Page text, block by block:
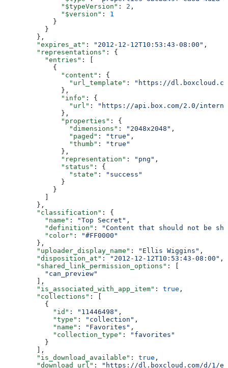
              "$typeVersion"
: 2 ,
              "$version"
: 1
            }
          }
        },
        "expires_at"
: "2012-12-12T10:53:43-08:00" ,
        "representations"
: {
          "entries"
: [
            {
              "content"
: {
                "url_template"
:
"https://
              },
              "info"
: {
                "url"
:
"https://api.box.com/2.0/
              },
              "properties"
: {
                "dimensions"
: "2048x2048" ,
                "paged"
: "true" ,
                "thumb"
:
"true"
              },
              "representation"
: "png" ,
              "status"
: {
                "state"
:
"success"
              }
            }
          ]
        },
        "classification"
: {
          "name"
: "Top Secret" ,
          "definition"
:
"Content that should not be
          "color"
:
"#FF0000"
        },
        "uploader_display_name"
: "Ellis Wiggins" ,
        "disposition_at"
: "2012-12-12T10:53:43-08:00" ,
        "shared_link_permission_options"
: [
          "can_preview"
        ],
        "is_associated_with_app_item"
: true ,
        "collections"
: [
          {
            "id"
: "11446498" ,
            "type"
: "collection" ,
            "name"
: "Favorites" ,
            "collection_type"
:
"favorites"
          }
        ],
        "is_download_available"
: true ,
        "download_url"
: "https://dl.boxcloud.com/d/1/